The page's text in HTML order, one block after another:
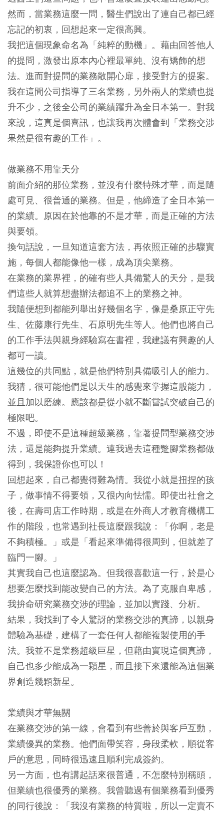
然而，當業務這麼一問，醫生們說出了連自己都已經
忘記的初衷，回想起來一定很高興。
我把這個現象命名為「純粹的動機」。藉由回答他人
的提問，激發出原本內心裡最單純、沒有矯飾的想
法。進而對提問的業務敞開心扉，接受對方的提案。
我在這間公司指導了三名業務，另外兩人的業績也提
升不少，之後全公司的業績躍升為全日本第一。對我
來說，這真是個喜訊，也讓我再次體會到「業務交涉
果然是很有趣的工作」。
做業務不用靠天分
前面介紹的那位業務，並沒有什麼特殊才華，而是隨
處可見、很普通的業務。但是，他締造了全日本第一
的業績。原因在於他靠的不是才華，而是正確的方法
與要領。
換句話說，一旦知道這套方法，再依照正確的步驟實
施，每個人都能像他一樣，成為頂尖業務。
在業務的業界裡，的確有些人具備驚人的天分，是我
們這些人就算想盡辦法都追不上的業務之神。
我隨便想到都能列舉出好幾個名字，像是桑原正守先
生、佐藤康行先生、石原明先生等人。他們也將自己
的工作手法與親身經驗寫在書裡，我建議有興趣的人
都可一讀。
這幾位的共同點，就是他們特別具備吸引人的能力。
我猜，很可能他們是以天生的感覺來掌握這股能力，
並且加以磨練。應該都是從小就不斷嘗試突破自己的
極限吧。
不過，即使不是這種超級業務，靠著提問型業務交涉
法，還是能夠提升業績。連我過去這種蹩腳業務都做
得到，我保證你也可以！
回想起來，自己都覺得難為情。我從小就是扭捏的孩
子，做事情不得要領，又很內向怯懦。即使出社會之
後，在壽司店工作時期，或是在外商人才教育機構工
作的階段，也常遇到社長這麼跟我說：「你啊，老是
不夠積極。」或是「看起來準備得很周到，但就差了
臨門一腳。」
其實我自己也這麼認為。但我很喜歡這一行，於是心
想要怎麼找到能改變自己的方法。為了克服自卑感，
我拚命研究業務交涉的理論，並加以實踐、分析。
結果，我找到了令人驚訝的業務交涉的真諦，以親身
體驗為基礎，建構了一套任何人都能複製使用的手
法。我並不是業務超級巨星，但藉由實現這個真諦，
自己也多少能成為一顆星，而且接下來還能為這個業
界創造幾顆新星。
業績與才華無關
在業務交涉的第一線，會看到有些善於與客戶互動，
業績優異的業務。他們面帶笑容，身段柔軟，順從客
戶的意思，同時很迅速且順利完成簽約。
另一方面，也有講起話來很普通，不怎麼特別稱頭，
但業績也很優秀的業務。我曾聽過有個業務看到優秀
的同行後說：「我沒有業務的特質啦，所以一定賣不